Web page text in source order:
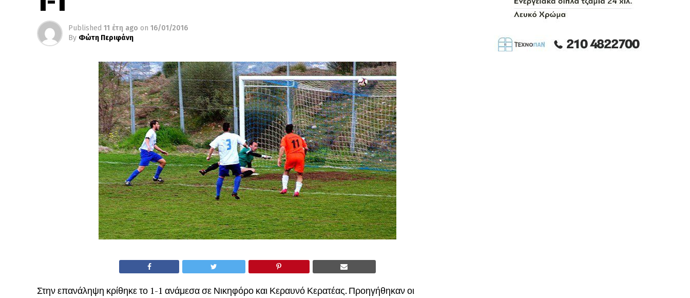
Published 11 έτη ago on 16/01/2016
By Φώτη Περιφάνη
Στην επανάληψη κρίθηκε το 1-1 ανάμεσα σε Νικηφόρο και Κεραυνό Κερατέας. Προηγήθηκαν οι